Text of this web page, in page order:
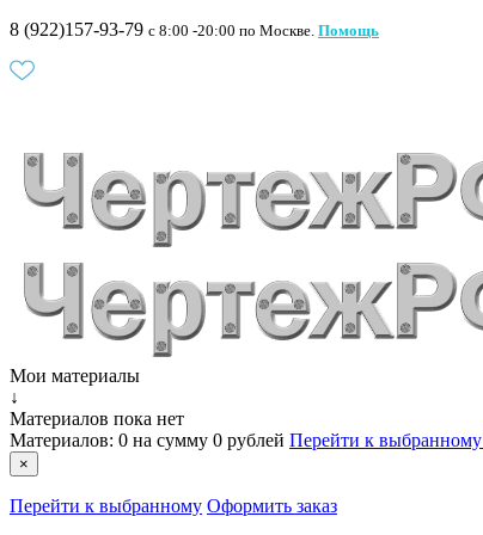
8 (922)157-93-79 c 8:00 -20:00 по Москве. Помощь
Мои материалы
↓
Материалов пока нет
Материалов: 0 на сумму 0 рублей Перейти к выбранному
×
Перейти к выбранному Оформить заказ